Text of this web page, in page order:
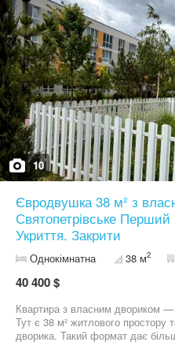
відчуття окремого
закритий, із зеленими зонами
мешканців. Є
території. КОМУНІКАЦІЇ • газ •
двоконтурний котел •
центральна каналізація •
ліфт УМОВИ КУПІВЛІ •
50% • розтермінування до 12
повній оплаті • продаж від
Святопетрівське — зручний
— близько 15 хвилин. Поруч
кафе, транспорт і базова
пишіть. Покажемо квартиру з
10
Євродвушка 38 м² з
Святопетрівське
Укриття. Закрити
Однокімнатна 38 м2
40 400 $
Квартира з власним двориком
Тут є 38 м² житлового простору
дворика. Такий формат дає